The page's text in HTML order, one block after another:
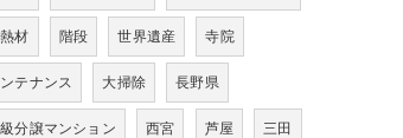
材 階段 世界遺産 寺院
テナンス 大掃除 長野県
分譲マンション 西宮 芦屋 三田